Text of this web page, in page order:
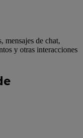
mensajes de chat,
y otras interacciones